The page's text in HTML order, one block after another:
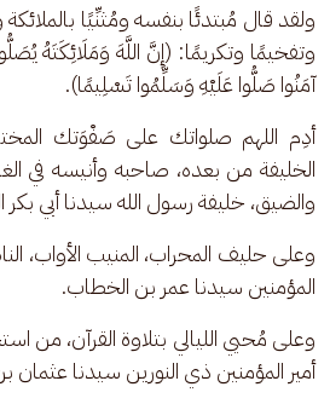
ولقد قال مُبتدئًا بنفسه ومُثنِّيًا
وتفخيمًا وتكريمًا: (إِنَّ اللَّهَ وَمَلَائِكَتَهُ
آمَنُوا صَلُّوا عَلَيْهِ وَسَلِّمُوا تَسْلِيمًا).
أدِم اللهم صلواتك على صَفْوَتك
الخليفة من بعده، صاحبه وأنيسه في
والضيق، خليفة رسول الله سيدنا أبي بكر
وعلى حليف المحراب، المنيب الأواب،
المؤمنين سيدنا عمر بن الخطاب.
وعلى مُحيي الليالي بتلاوة القرآن، من
أمير المؤمنين ذي النورين سيدنا عثمان